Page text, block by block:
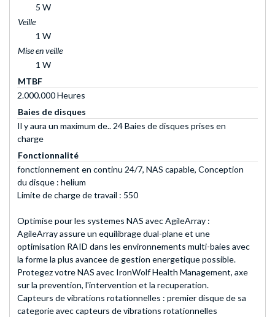
5 W
Veille
1 W
Mise en veille
1 W
MTBF
2.000.000 Heures
Baies de disques
Il y aura un maximum de.. 24 Baies de disques prises en
charge
Fonctionnalité
fonctionnement en continu 24/7, NAS capable, Conception
du disque : helium
Limite de charge de travail : 550
Optimise pour les systemes NAS avec AgileArray :
AgileArray assure un equilibrage dual-plane et une
optimisation RAID dans les environnements multi-baies avec
la forme la plus avancee de gestion energetique possible.
Protegez votre NAS avec IronWolf Health Management, axe
sur la prevention, l'intervention et la recuperation.
Capteurs de vibrations rotationnelles : premier disque de sa
categorie avec capteurs de vibrations rotationnelles